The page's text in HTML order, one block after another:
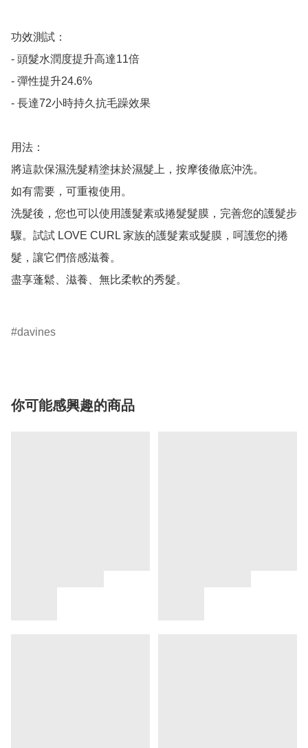
功效測試：
- 頭髮水潤度提升高達11倍
- 彈性提升24.6%
- 長達72小時持久抗毛躁效果
用法：
將這款保濕洗髮精塗抹於濕髮上，按摩後徹底沖洗。
如有需要，可重複使用。
洗髮後，您也可以使用護髮素或捲髮髮膜，完善您的護髮步
驟。試試 LOVE CURL 家族的護髮素或髮膜，呵護您的捲
髮，讓它們倍感滋養。
盡享蓬鬆、滋養、無比柔軟的秀髮。
davines
你可能感興趣的商品